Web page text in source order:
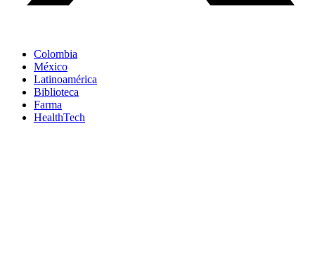
Colombia
México
Latinoamérica
Biblioteca
Farma
HealthTech